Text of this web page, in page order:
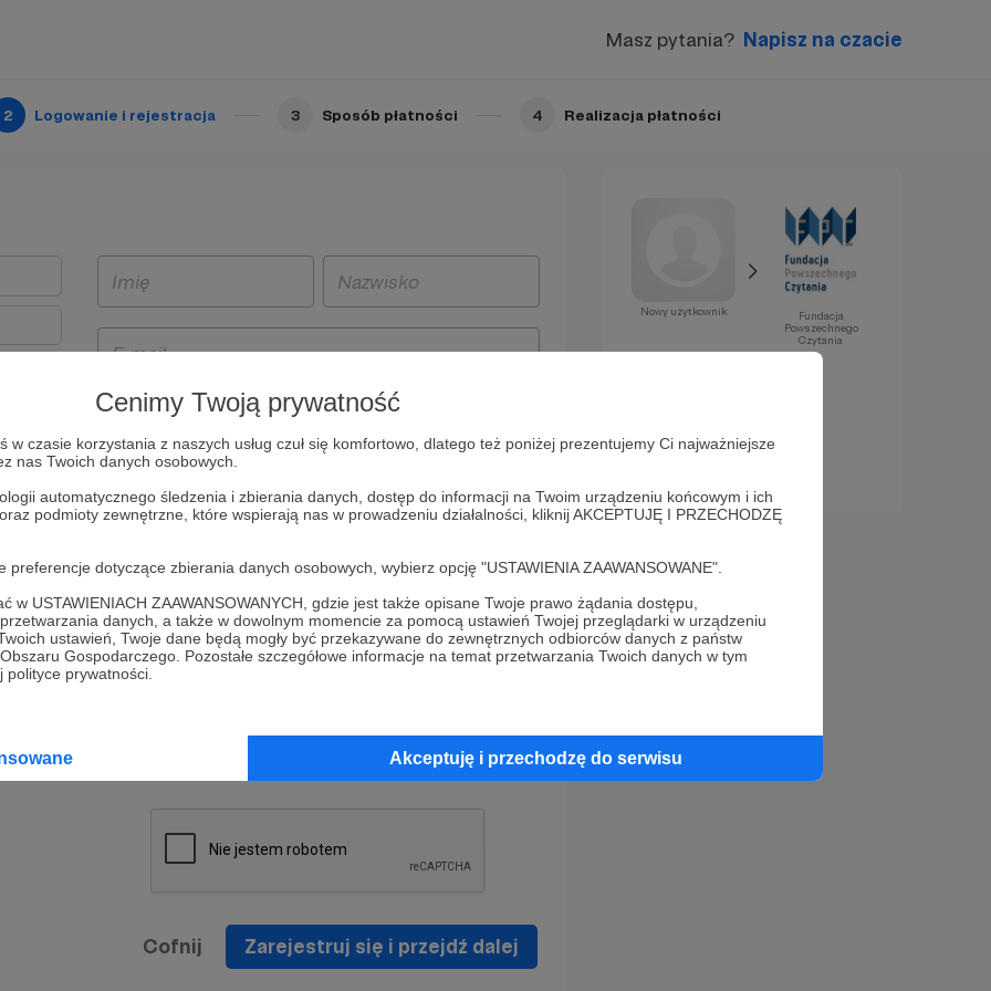
Cenimy Twoją prywatność
w czasie korzystania z naszych usług czuł się komfortowo, dlatego też poniżej prezentujemy Ci najważniejsze
nas Twoich danych osobowych.
automatycznego śledzenia i zbierania danych, dostęp do informacji na Twoim urządzeniu końcowym i ich
podmioty zewnętrzne, które wspierają nas w prowadzeniu działalności, kliknij AKCEPTUJĘ I PRZECHODZĘ
dotyczące zbierania danych osobowych, wybierz opcję "USTAWIENIA ZAAWANSOWANE".
w USTAWIENIACH ZAAWANSOWANYCH, gdzie jest także opisane Twoje prawo żądania dostępu,
danych, a także w dowolnym momencie za pomocą ustawień Twojej przeglądarki w urządzeniu
ustawień, Twoje dane będą mogły być przekazywane do zewnętrznych odbiorców danych z państw
Gospodarczego. Pozostałe szczegółowe informacje na temat przetwarzania Twoich danych w tym
prywatności.
Akceptuję i przechodzę do serwisu
Masz pytania? Napisz na czacie
2 Logowanie i rejestracja 3 Sposób płatności 4 Realizacja płatności
i
będą
z
prawo
na
Politykę Prywatności
* Wyrażam zgodę na przetwarzanie moich danych
osobowych podanych w formularzu rejestracyjnym w celu
prawidłowego świadczenia usług serwisu Patronite.
informacji handlowych - newslettera. Opcja ta może zostać
Cofnij Zarejestruj się i przejdź dalej
Nowy użytkownik
Fundacja
Powszechnego
Czytania
Patronem!